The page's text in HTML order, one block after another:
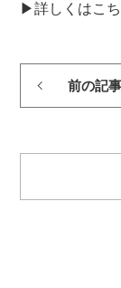
▶詳しくはこ
前の記